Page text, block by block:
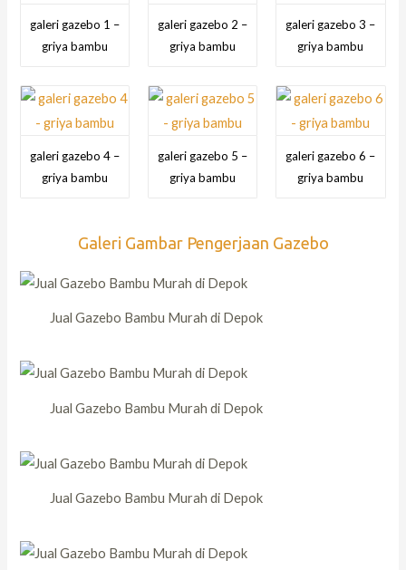
galeri gazebo 1 –
griya bambu
galeri gazebo 2 –
griya bambu
galeri gazebo 3 –
griya bambu
galeri gazebo 4 –
griya bambu
galeri gazebo 5 –
griya bambu
galeri gazebo 6 –
griya bambu
Galeri Gambar Pengerjaan Gazebo
Jual Gazebo Bambu Murah di Depok
Jual Gazebo Bambu Murah di Depok
Jual Gazebo Bambu Murah di Depok